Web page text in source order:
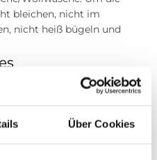
Über Cookies
bleichen, nicht im
nicht heiß bügeln und
Lieblingsartikel
Bocholt, Coesfeld,
Herten. Unsere